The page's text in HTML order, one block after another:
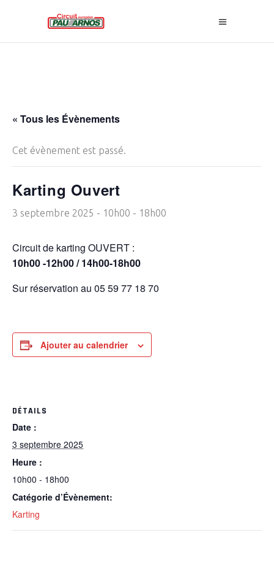
« Tous les Évènements
Cet évènement est passé.
Karting Ouvert
3 septembre 2025 - 10h00 - 18h00
Circuit de karting OUVERT :
10h00 -12h00 / 14h00-18h00
Sur réservation au 05 59 77 18 70
Ajouter au calendrier
DÉTAILS
Date :
3 septembre 2025
Heure :
10h00 - 18h00
Catégorie d’Évènement:
Karting